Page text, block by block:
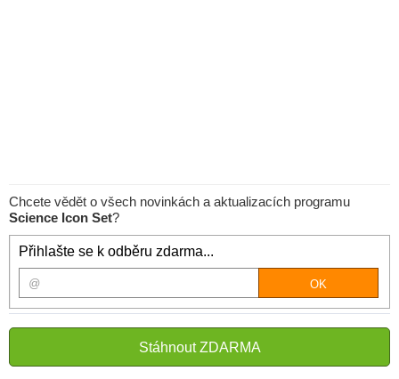
Chcete vědět o všech novinkách a aktualizacích programu
Science Icon Set?
Přihlašte se k odběru zdarma...
Stáhnout ZDARMA